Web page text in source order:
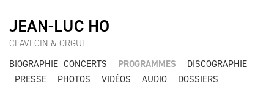
JEAN-LUC HO
CLAVECIN & ORGUE
BIOGRAPHIE CONCERTS PROGRAMMES
DISCOGRAPHIE
PRESSE
PHOTOS VIDÉOS AUDIO DOSSIERS